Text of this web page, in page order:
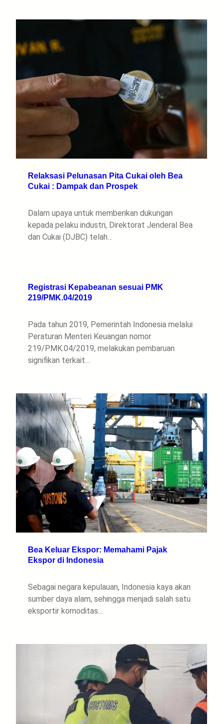
Relaksasi Pelunasan Pita Cukai oleh Bea
Cukai : Dampak dan Prospek
Dalam upaya untuk memberikan dukungan
kepada pelaku industri, Direktorat Jenderal Bea
dan Cukai (DJBC) telah…
Registrasi Kepabeanan sesuai PMK
219/PMK.04/2019
Pada tahun 2019, Pemerintah Indonesia melalui
Peraturan Menteri Keuangan nomor
219/PMK.04/2019, melakukan pembaruan
signifikan terkait…
Bea Keluar Ekspor: Memahami Pajak
Ekspor di Indonesia
Sebagai negara kepulauan, Indonesia kaya akan
sumber daya alam, sehingga menjadi salah satu
eksportir komoditas…